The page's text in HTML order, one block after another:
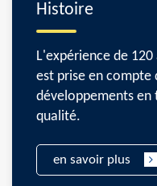
Histoire
L'expérience de
est prise en compte
développements
qualité.
en savoir plus